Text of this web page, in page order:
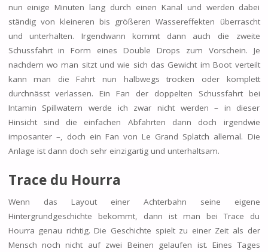
nun einige Minuten lang durch einen Kanal und werden dabei
ständig von kleineren bis größeren Wassereffekten überrascht
und unterhalten. Irgendwann kommt dann auch die zweite
Schussfahrt in Form eines Double Drops zum Vorschein. Je
nachdem wo man sitzt und wie sich das Gewicht im Boot verteilt
kann man die Fahrt nun halbwegs trocken oder komplett
durchnässt verlassen. Ein Fan der doppelten Schussfahrt bei
Intamin Spillwatern werde ich zwar nicht werden – in dieser
Hinsicht sind die einfachen Abfahrten dann doch irgendwie
imposanter –, doch ein Fan von Le Grand Splatch allemal. Die
Anlage ist dann doch sehr einzigartig und unterhaltsam.
Trace du Hourra
Wenn das Layout einer Achterbahn seine eigene
Hintergrundgeschichte bekommt, dann ist man bei Trace du
Hourra genau richtig. Die Geschichte spielt zu einer Zeit als der
Mensch noch nicht auf zwei Beinen gelaufen ist. Eines Tages